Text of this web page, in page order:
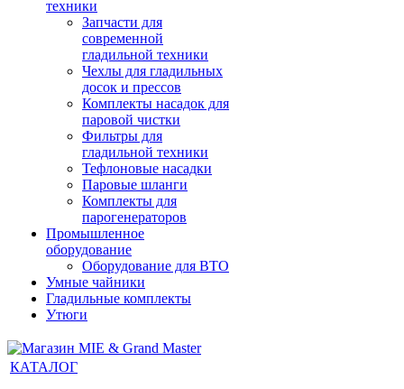
техники
Запчасти для
современной
гладильной техники
Чехлы для гладильных
досок и прессов
Комплекты насадок для
паровой чистки
Фильтры для
гладильной техники
Тефлоновые насадки
Паровые шланги
Комплекты для
парогенераторов
Промышленное
оборудование
Оборудование для ВТО
Умные чайники
Гладильные комплекты
Утюги
КАТАЛОГ